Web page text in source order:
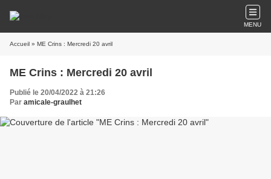
MENU
Accueil » ME Crins : Mercredi 20 avril
ME Crins : Mercredi 20 avril
Publié le 20/04/2022 à 21:26
Par amicale-graulhet